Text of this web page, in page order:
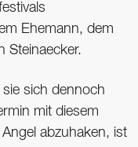
Ehemann, dem
Steinaecker.
sich dennoch
mit diesem
abzuhaken, ist